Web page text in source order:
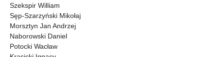
Szekspir William
Sęp-Szarzyński Mikołaj
Morsztyn Jan Andrzej
Naborowski Daniel
Potocki Wacław